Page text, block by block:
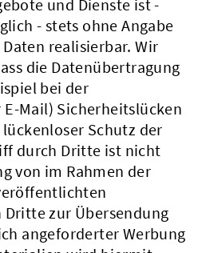
und Dienste ist -
- stets ohne Angabe
realisierbar. Wir
die Datenübertragung
bei der
Mail) Sicherheitslücken
Schutz der
durch Dritte ist nicht
von im Rahmen der
zur Übersendung
angeforderter Werbung